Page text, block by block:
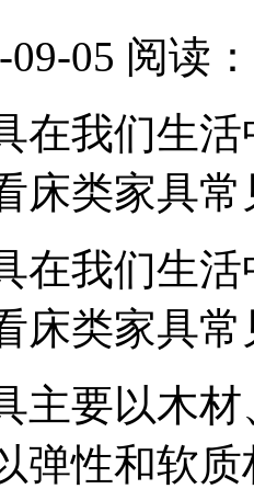
05 阅读
我们生活
床类家具
我们生活
床类家具
要以木材
弹性和软